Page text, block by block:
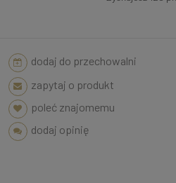
dodaj do przechowalni
zapytaj o produkt
poleć znajomemu
dodaj opinię